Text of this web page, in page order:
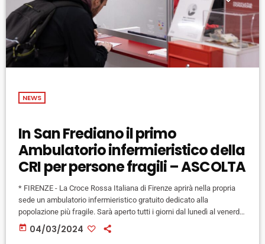
NEWS
In San Frediano il primo
Ambulatorio infermieristico della
CRI per persone fragili – ASCOLTA
* FIRENZE - La Croce Rossa Italiana di Firenze aprirà nella propria
sede un ambulatorio infermieristico gratuito dedicato alla
popolazione più fragile. Sarà aperto tutti i giorni dal lunedì al venerdì
dalle 13 alle 17, sarà accessibile senza prenotazione da Borgo San
Frediano n. 12 (presso locali Croce Rossa Italiana di Firenze) e sarà
today 04/03/2024